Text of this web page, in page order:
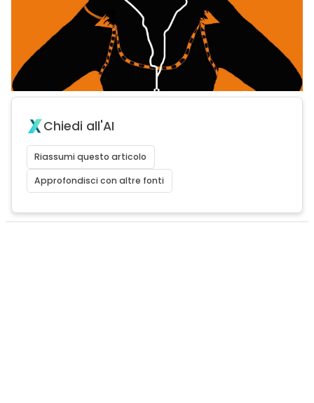
Chiedi all'AI
Riassumi questo articolo
Approfondisci con altre fonti